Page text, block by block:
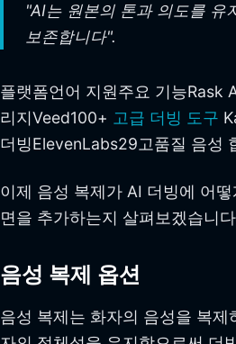
"AI는 원본의 톤과 의도를 유
보존합니다".
플랫폼언어 지원주요 기능Rask
리지Veed100+ 고급 더빙 도구
더빙ElevenLabs29고품질 음성
이제 음성 복제가 AI 더빙에 어
면을 추가하는지 살펴보겠습니
음성 복제 옵션
음성 복제는 화자의 음성을 복